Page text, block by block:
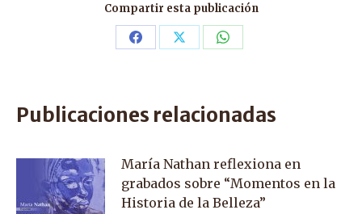
Compartir esta publicación
Share Share Share
Publicaciones relacionadas
María Nathan reflexiona en
grabados sobre “Momentos en la
Historia de la Belleza”